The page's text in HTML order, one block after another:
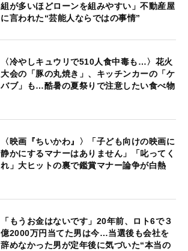
組が多いほどローンを組みやすい」不動産屋
に言われた“芸能人ならではの事情”
〈冷やしキュウリで510人食中毒も…〉花火
大会の「豚の丸焼き」、キッチンカーの「ケ
バブ」も…酷暑の夏祭りで注意したい食べ物
〈映画『ちいかわ』〉「子ども向けの映画に
静かにするマナーはありません」「叱ってく
れ」大ヒットの裏で鑑賞マナー論争が白熱
「もうお金はないです」20年前、ロト6で３
億2000万円当てた男は今…当選後も会社を
辞めなかった男が定年後に気づいた“本当の